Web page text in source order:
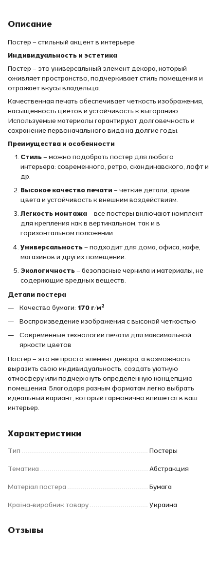
Описание
Постер – стильный акцент в интерьере
Индивидуальность и эстетика
Постер – это универсальный элемент декора, который
оживляет пространство, подчеркивает стиль помещения и
отражает вкусы владельца.
Качественная печать обеспечивает четкость изображения,
насыщенность цветов и устойчивость к выгоранию.
Используемые материалы гарантируют долговечность и
сохранение первоначального вида на долгие годы.
Преимущества и особенности
Стиль– можно подобрать постер для любого
интерьера: современного, ретро, скандинавского, лофт и
др.
Высокое качество печати – четкие детали, яркие
цвета и устойчивость к внешним воздействиям.
Легкость монтажа– все постеры включают комплект
для крепления как в вертикальном, так и в
горизонтальном положении.
Универсальность– подходит для дома, офиса, кафе,
магазинов и других помещений.
Экологичность– безопасные чернила и материалы, не
содержащие вредных веществ.
Детали постера
Качество бумаги: 170 г/м²
Воспроизведение изображения с высокой четкостью
Современные технологии печати для максимальной
яркости цветов
Постер – это не просто элемент декора, а возможность
выразить свою индивидуальность, создать уютную
атмосферу или подчеркнуть определенную концепцию
помещения. Благодаря разным форматам легко выбрать
идеальный вариант, который гармонично впишется в ваш
интерьер.
Характеристики
Тип Постеры
Тематика Абстракция
Матеріал постера Бумага
Країна-виробник товару Украина
Отзывы